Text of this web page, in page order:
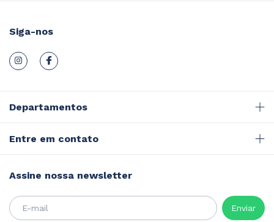
Siga-nos
Departamentos
Entre em contato
Assine nossa newsletter